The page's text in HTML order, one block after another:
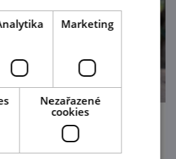
ve Vinařství Fučík
Marketing
Nezařazené
cookies